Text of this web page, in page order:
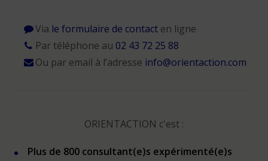
Via le formulaire de contacten ligne
Par téléphone au 02 43 72 25 88
Ou par email à l’adresse info@orientaction.com
ORIENTACTION c'est :
Plus de 800 consultant(e)s expérimenté(e)s